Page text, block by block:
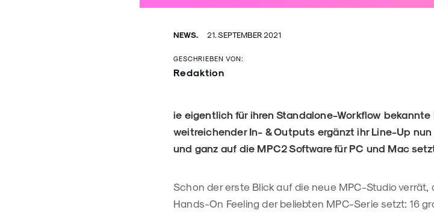
NEWS. 21. SEPTEMBER 2021
GESCHRIEBEN VON:
Redaktion
ie eigentlich für ihren Standalone-Workflow
weitreichender In- & Outputs ergänzt ihr Line-Up
und ganz auf die MPC2 Software für PC und Mac
Schon der erste Blick auf die neue MPC-Studio
Hands-On Feeling der beliebten MPC-Serie setzt: 16